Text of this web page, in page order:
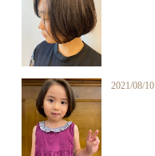
2021/08/10